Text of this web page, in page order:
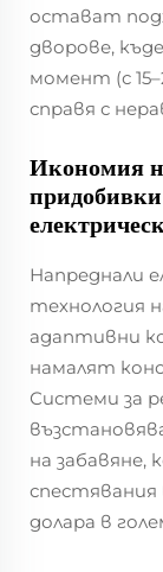
остават
дворове,
момент (с
справя с
Икономия
Напреднали
технология
адаптивни
намалят
Системи за
на
спестявания
долара в